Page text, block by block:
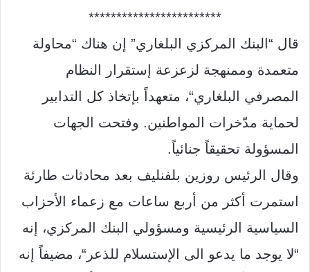
************************
قال “ البنك المركزي البلغاري” إن هناك “محاولة
متعمدة وممنهجة لزعزعة إستقرار النظام
المصرفي البلغاري“، متعهداً بإتخاذ كل التدابير
لحماية مدّخرات المواطنين. وفتحت الجهات
المسؤولة تحقيقاً جنائياً.
وقال الرئيس روزين بلفنليف بعد محادثات طارئة
استمرت أكثر من أربع ساعات مع زعماء الأحزاب
السياسية الرئيسية ومسؤولي البنك المركزي، إنه
“لا يوجد ما يدعو الى الإستسلام للذعر “، مضيفاً إنه